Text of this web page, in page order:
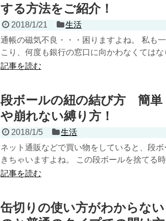
する方法をご紹介！
2018/1/21
生活
通帳の磁気不良・・・困りますよね。 私も
こり、何度も銀行の窓口に向かわなくては
記事を読む
段ボールの紐の結び方 簡単
や崩れない縛り方！
2018/1/5
生活
ネット通販などで買い物をしていると、段
きちゃいますよね。 この段ボールを捨てる
記事を読む
缶切りの使い方がわからな